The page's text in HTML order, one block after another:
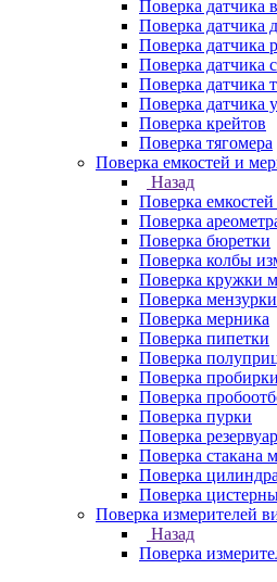
Поверка датчика
Поверка датчика
Поверка датчика
Поверка датчика
Поверка датчика
Поверка датчика
Поверка крейтов
Поверка тягомера
Поверка емкостей и
Назад
Поверка
Поверка
Поверка бюретки
Поверка колбы
Поверка кружки
Поверка мензурки
Поверка мерника
Поверка пипетки
Поверка
Поверка пробирки
Поверка
Поверка пурки
Поверка
Поверка стакана
Поверка
Поверка
Поверка измерителей
Назад
Поверка